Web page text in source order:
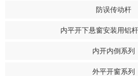
防误传动杆
内平开下悬窗安装用铝
内开内倒系列
外平开窗系列